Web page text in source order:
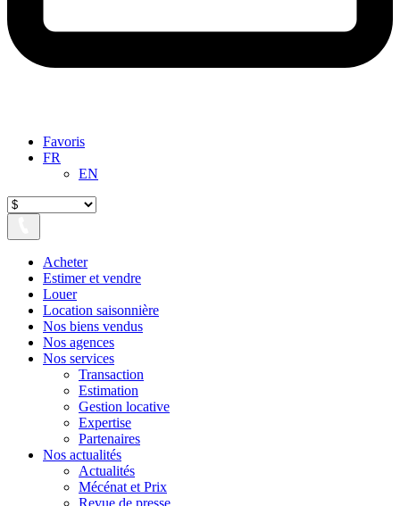
Favoris
FR
EN
Acheter
Estimer et vendre
Louer
Location saisonnière
Nos biens vendus
Nos agences
Nos services
Transaction
Estimation
Gestion locative
Expertise
Partenaires
Nos actualités
Actualités
Mécénat et Prix
Revue de presse